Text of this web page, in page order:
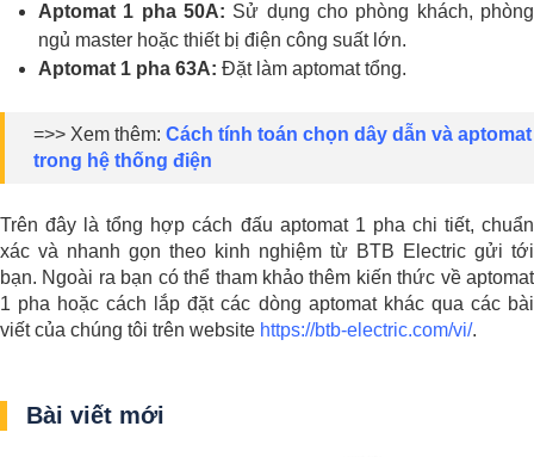
Aptomat 1 pha 50A: Sử dụng cho phòng khách, phòng
ngủ master hoặc thiết bị điện công suất lớn.
Aptomat 1 pha 63A: Đặt làm aptomat tổng.
=>> Xem thêm: Cách tính toán chọn dây dẫn và aptomat
trong hệ thống điện
Trên đây là tổng hợp cách đấu aptomat 1 pha chi tiết, chuẩn
xác và nhanh gọn theo kinh nghiệm từ BTB Electric gửi tới
bạn. Ngoài ra bạn có thể tham khảo thêm kiến thức về aptomat
1 pha hoặc cách lắp đặt các dòng aptomat khác qua các bài
viết của chúng tôi trên website https://btb-electric.com/vi/.
Bài viết mới